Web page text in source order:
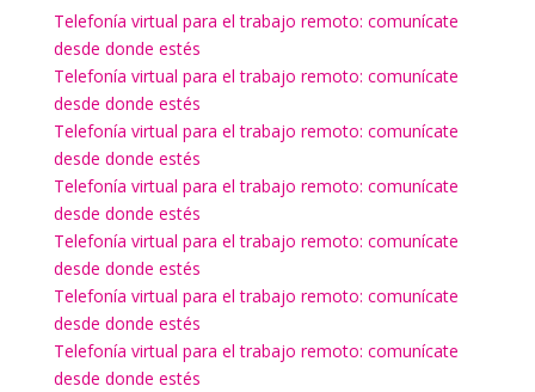
Telefonía virtual para el trabajo remoto: comunícate
desde donde estés
Telefonía virtual para el trabajo remoto: comunícate
desde donde estés
Telefonía virtual para el trabajo remoto: comunícate
desde donde estés
Telefonía virtual para el trabajo remoto: comunícate
desde donde estés
Telefonía virtual para el trabajo remoto: comunícate
desde donde estés
Telefonía virtual para el trabajo remoto: comunícate
desde donde estés
Telefonía virtual para el trabajo remoto: comunícate
desde donde estés